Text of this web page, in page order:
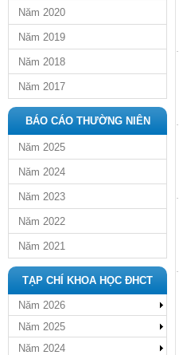
Năm 2020
Năm 2019
Năm 2018
Năm 2017
BÁO CÁO THƯỜNG NIÊN
Năm 2025
Năm 2024
Năm 2023
Năm 2022
Năm 2021
TẠP CHÍ KHOA HỌC ĐHCT
Năm 2026
Năm 2025
Năm 2024